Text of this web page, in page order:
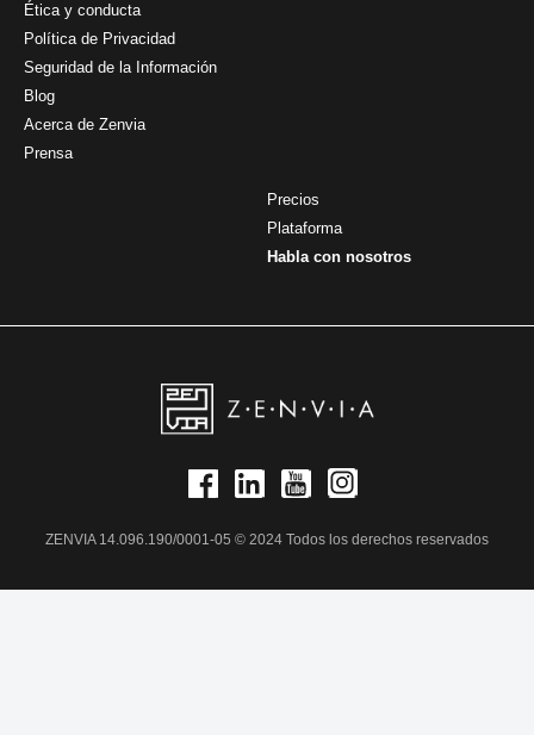
Ética y conducta
Política de Privacidad
Seguridad de la Información
Blog
Acerca de Zenvia
Prensa
Precios
Plataforma
Habla con nosotros
ZENVIA 14.096.190/0001-05 © 2024 Todos los derechos reservados